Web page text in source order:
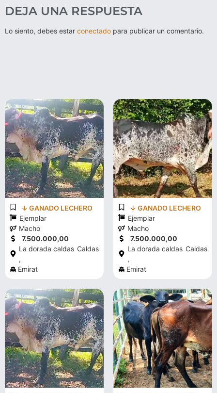
DEJA UNA RESPUESTA
Lo siento, debes estar conectado para publicar un comentario.
↓ GANADO LECHERO
Ejemplar
Macho
7.500.000,00
La dorada caldas
,
Caldas
Emirat
↓ GANADO LECHERO
Ejemplar
Macho
7.500.000,00
La dorada caldas
,
Caldas
Emirat